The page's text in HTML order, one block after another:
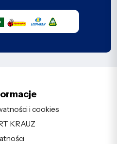
i cookies
KRAUZ